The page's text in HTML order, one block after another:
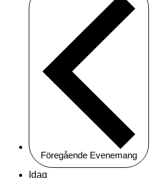
Föregående Evenemang
Idag